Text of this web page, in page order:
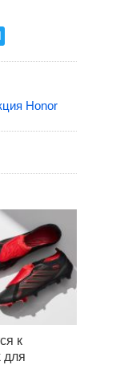
Honor
к
для